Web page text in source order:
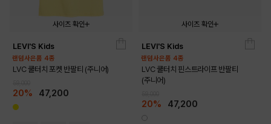
사이즈 확인
140
LEVI'S Kids
랜덤사은품 4종
LVC 쿨터치 포켓 반팔티 (주니어)
20% 47,200
사이즈 확인
140
LEVI'S Kids
랜덤사은품 4종
LVC 쿨터치 핀스트라이프 반팔티
(주니어)
20% 47,200